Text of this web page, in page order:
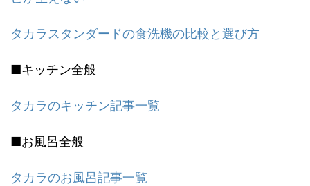
タカラスタンダードの食洗機の比較と選び方
■キッチン全般
タカラのキッチン記事一覧
■お風呂全般
タカラのお風呂記事一覧